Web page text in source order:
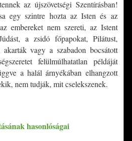
az újszövetségi Szentírásban!
egy szintre hozta az Isten és az
embereket nem szereti, az Istent
a zsidó főpapokat, Pilátust,
vagy a szabadon bocsátott
felülmúlhatatlan példáját
a halál árnyékában elhangzott
nem tudják, mit cselekszenek.
hasonlóságai